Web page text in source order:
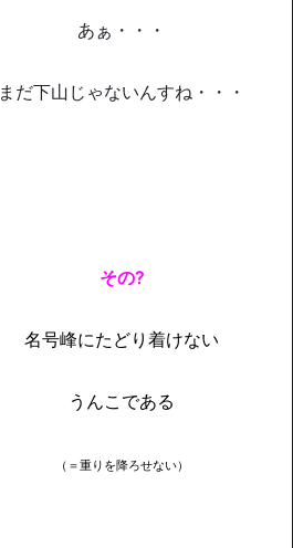
あぁ・・・
まだ下山じゃないんすね・・・
その?
名号峰にたどり着けない
うんこである
（＝重りを降ろせない）